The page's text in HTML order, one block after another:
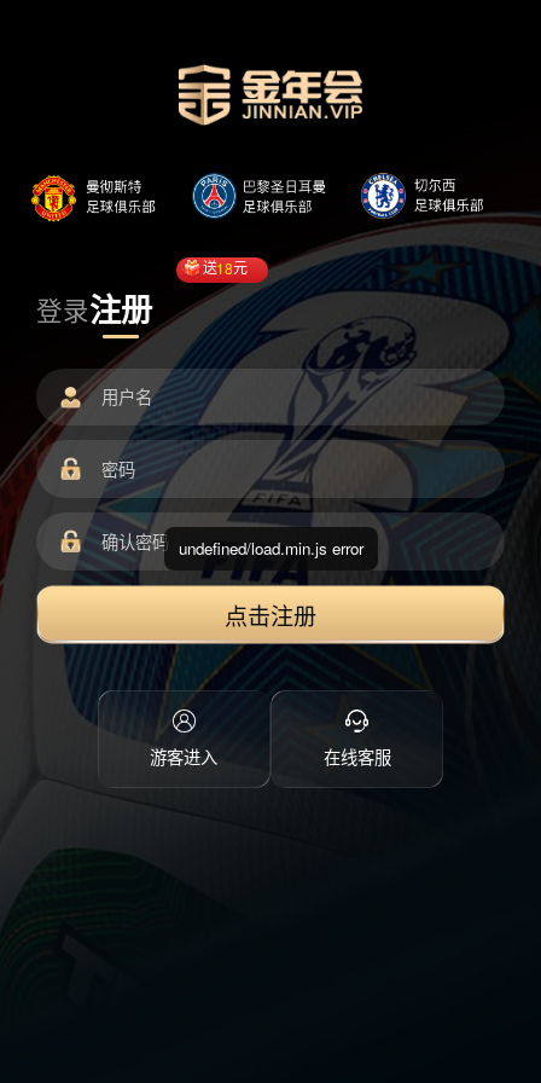
登录注册
送18元
点击注册
游客进入 在线客服
undefined/load.min.js error